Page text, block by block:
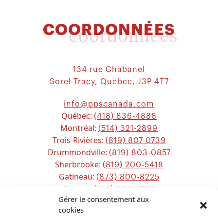
Gérer le consentement aux
cookies
COORDONNÉES
coordonnées
134 rue Chabanel
Sorel-Tracy, Québec, J3P 4T7
info@ppscanada.com
Québec: (418) 836-4888
Montréal: (514) 321-2899
Trois-Rivières: (819) 807-0739
Drummondville: (819) 803-0857
Sherbrooke: (819) 200-5418
Gatineau: (873) 800-8225
Ottawa:
Chicoutimi:(581) 221-0115